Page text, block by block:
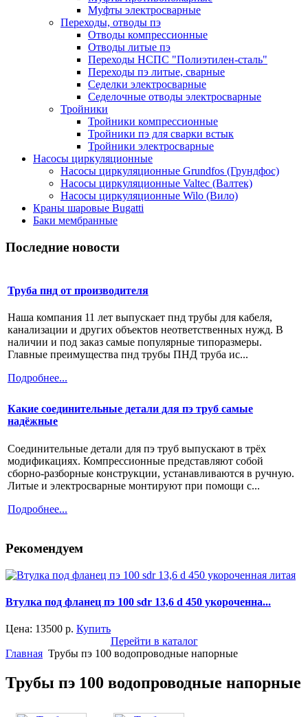
Муфты электросварные
Переходы, отводы пэ
Отводы компрессионные
Отводы литые пэ
Переходы НСПС "Полиэтилен-сталь"
Переходы пэ литые, сварные
Седелки электросварные
Седелочные отводы электросварные
Тройники
Тройники компрессионные
Тройники пэ для сварки встык
Тройники электросварные
Насосы циркуляционные
Насосы циркуляционные Grundfos (Грундфос)
Насосы циркуляционные Valtec (Валтек)
Насосы циркуляционные Wilo (Вило)
Краны шаровые Bugatti
Баки мембранные
Последние новости
Труба пнд от производителя
Наша компания 11 лет выпускает пнд трубы для кабеля,
канализации и других объектов неответственных нужд. В
наличии и под заказ самые популярные типоразмеры.
Главные преимущества пнд трубы ПНД труба ис...
Подробнее...
Какие соединительные детали для пэ труб самые
надёжные
Соединительные детали для пэ труб выпускают в трёх
модификациях. Компрессионные представляют собой
сборно-разборные конструкции, устанавливаются в ручную.
Литые и электросварные монтируют при помощи с...
Подробнее...
Рекомендуем
Втулка под фланец пэ 100 sdr 13,6 d 450 укороченна...
Цена: 13500 р. Купить
Перейти в каталог
Главная Трубы пэ 100 водопроводные напорные
Трубы пэ 100 водопроводные напорные